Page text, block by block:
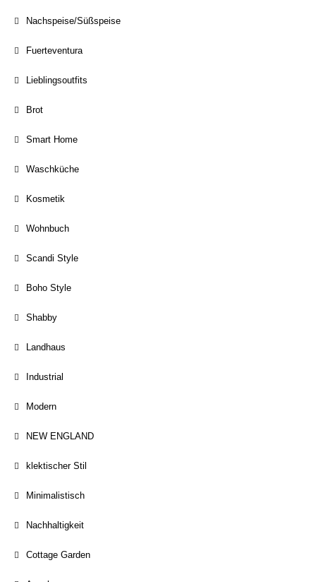
Nachspeise/Süßspeise
Fuerteventura
Lieblingsoutfits
Brot
Smart Home
Waschküche
Kosmetik
Wohnbuch
Scandi Style
Boho Style
Shabby
Landhaus
Industrial
Modern
NEW ENGLAND
klektischer Stil
Minimalistisch
Nachhaltigkeit
Cottage Garden